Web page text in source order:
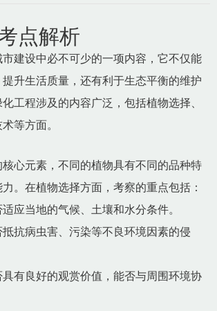
点解析
建设中必不可少的一项内容，它不仅能
升生活质量，还有利于生态平衡的维护
工程涉及的内容广泛，包括植物选择、
等方面。
心元素，不同的植物具有不同的品种特
。在植物选择方面，考察的重点包括：
应当地的气候、土壤和水分条件。
抗病虫害、污染等不良环境因素的侵
有良好的观赏价值，能否与周围环境协